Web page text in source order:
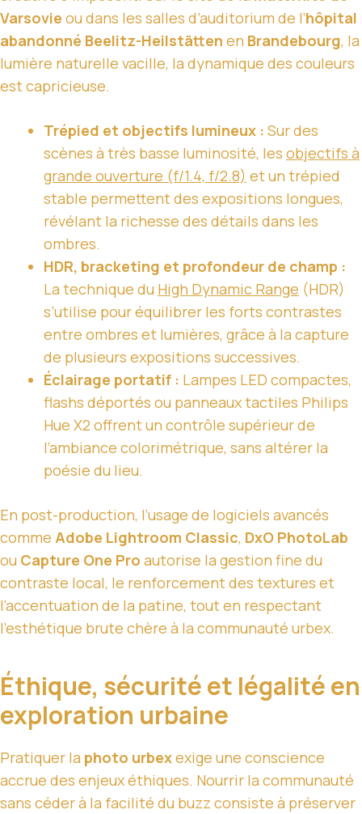
Varsovie ou dans les salles d’auditorium de l’hôpital
abandonné Beelitz-Heilstätten en Brandebourg, la
lumière naturelle vacille, la dynamique des couleurs
est capricieuse.
Trépied et objectifs lumineux : Sur des
scènes à très basse luminosité, les objectifs à
grande ouverture (f/1.4, f/2.8) et un trépied
stable permettent des expositions longues,
révélant la richesse des détails dans les
ombres.
HDR, bracketing et profondeur de champ :
La technique du High Dynamic Range (HDR)
s’utilise pour équilibrer les forts contrastes
entre ombres et lumières, grâce à la capture
de plusieurs expositions successives.
Éclairage portatif : Lampes LED compactes,
flashs déportés ou panneaux tactiles Philips
Hue X2 offrent un contrôle supérieur de
l’ambiance colorimétrique, sans altérer la
poésie du lieu.
En post-production, l’usage de logiciels avancés
comme Adobe Lightroom Classic, DxO PhotoLab
ou Capture One Pro autorise la gestion fine du
contraste local, le renforcement des textures et
l’accentuation de la patine, tout en respectant
l’esthétique brute chère à la communauté urbex.
Éthique, sécurité et légalité en
exploration urbaine
Pratiquer la photo urbexexige une conscience
accrue des enjeux éthiques. Nourrir la communauté
sans céder à la facilité du buzz consiste à préserver